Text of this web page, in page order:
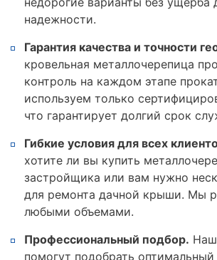
надежности.
Гарантия качества и точности
кровельная металлочерепица
контроль на каждом этапе
используем только
что гарантирует долгий срок
Гибкие условия для всех
хотите ли вы купить
застройщика или вам нужно
для ремонта дачной крыши. Мы
любыми объемами.
Профессиональный подбор.
помогут подобрать